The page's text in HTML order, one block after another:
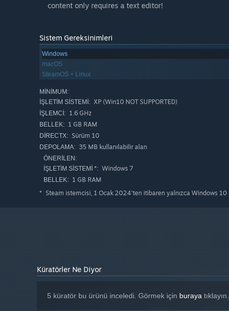
content only requires a text editor!
Sistem Gereksinimleri
Windows
macOS
SteamOS + Linux
MINIMUM:
İŞLETIM SISTEMI: XP (Win10 NOT SUPPORTED)
İŞLEMCI: 1.6 GHz
BELLEK: 1 GB RAM
DIRECTX: Sürüm 10
DEPOLAMA: 35 MB kullanılabilir alan
ÖNERILEN:
İŞLETIM SISTEMI *: Windows 7
BELLEK: 1 GB RAM
* Steam istemcisi, 1 Ocak 2024'ten itibaren yalnızca Windows
Küratörler Ne Diyor
5 küratör bu ürünü inceledi. Görmek için buraya tıklayın.